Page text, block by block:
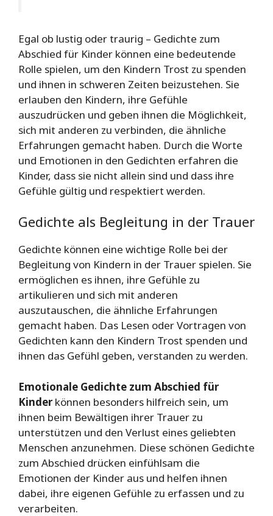
Egal ob lustig oder traurig – Gedichte zum
Abschied für Kinder können eine bedeutende
Rolle spielen, um den Kindern Trost zu spenden
und ihnen in schweren Zeiten beizustehen. Sie
erlauben den Kindern, ihre Gefühle
auszudrücken und geben ihnen die Möglichkeit,
sich mit anderen zu verbinden, die ähnliche
Erfahrungen gemacht haben. Durch die Worte
und Emotionen in den Gedichten erfahren die
Kinder, dass sie nicht allein sind und dass ihre
Gefühle gültig und respektiert werden.
Gedichte als Begleitung in der Trauer
Gedichte können eine wichtige Rolle bei der
Begleitung von Kindern in der Trauer spielen. Sie
ermöglichen es ihnen, ihre Gefühle zu
artikulieren und sich mit anderen
auszutauschen, die ähnliche Erfahrungen
gemacht haben. Das Lesen oder Vortragen von
Gedichten kann den Kindern Trost spenden und
ihnen das Gefühl geben, verstanden zu werden.
Emotionale Gedichte zum Abschied für
Kinderkönnen besonders hilfreich sein, um
ihnen beim Bewältigen ihrer Trauer zu
unterstützen und den Verlust eines geliebten
Menschen anzunehmen. Diese schönen Gedichte
zum Abschied drücken einfühlsam die
Emotionen der Kinder aus und helfen ihnen
dabei, ihre eigenen Gefühle zu erfassen und zu
verarbeiten.